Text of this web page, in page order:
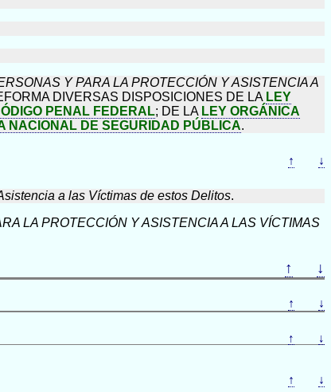
Y PARA LA PROTECCIÓN Y ASISTENCIA A
DIVERSAS DISPOSICIONES DE LA LEY
PENAL FEDERAL; DE LA LEY ORGÁNICA
NACIONAL DE SEGURIDAD PÚBLICA.
↑ ↓
a las Víctimas de estos Delitos.
LA PROTECCIÓN Y ASISTENCIA A LAS VÍCTIMAS
↑ ↓
↑ ↓
↑ ↓
↑ ↓